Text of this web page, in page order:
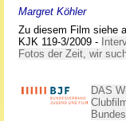
Margret Köhler
Zu diesem Film siehe
KJK 119-3/2009 -
Fotos der Zeit, wir
DAS